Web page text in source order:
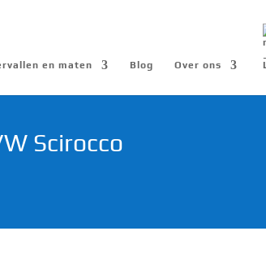
en maten Blog Over ons
Scirocco